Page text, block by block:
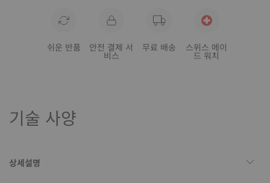
쉬운 반품 안전 결제 서
비스
무료 배송 스위스 메이
드 워치
기술 사양
상세설명